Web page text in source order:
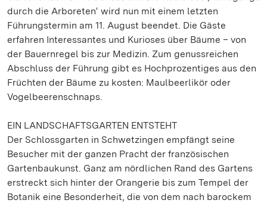
durch die Arboreten‘ wird nun mit einem letzten
Führungstermin am 11. August beendet. Die Gäste
erfahren Interessantes und Kurioses über Bäume – von
der Bauernregel bis zur Medizin. Zum genussreichen
Abschluss der Führung gibt es Hochprozentiges aus den
Früchten der Bäume zu kosten: Maulbeerlikör oder
Vogelbeerenschnaps.
EIN LANDSCHAFTSGARTEN ENTSTEHT
Der Schlossgarten in Schwetzingen empfängt seine
Besucher mit der ganzen Pracht der französischen
Gartenbaukunst. Ganz am nördlichen Rand des Gartens
erstreckt sich hinter der Orangerie bis zum Tempel der
Botanik eine Besonderheit, die von dem nach barockem